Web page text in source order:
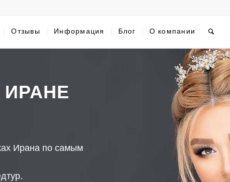
Отзывы Информация Блог О компании
Ирана по самым
КОСМЕТИЧЕСКИЕ